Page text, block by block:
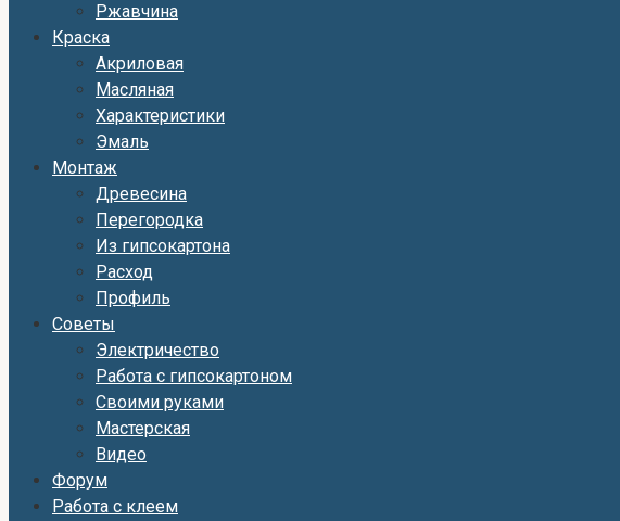
Ржавчина
Краска
Акриловая
Масляная
Характеристики
Эмаль
Монтаж
Древесина
Перегородка
Из гипсокартона
Расход
Профиль
Советы
Электричество
Работа с гипсокартоном
Своими руками
Мастерская
Видео
Форум
Работа с клеем